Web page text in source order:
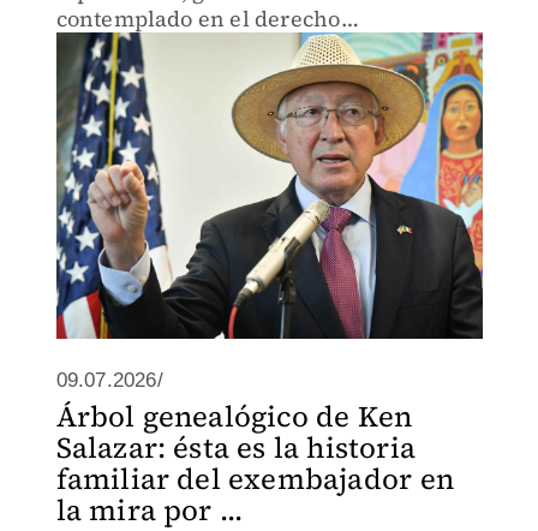
contemplado en el derecho
internacional.
09.07.2026/
Árbol genealógico de Ken
Salazar: ésta es la historia
familiar del exembajador en
la mira por ...